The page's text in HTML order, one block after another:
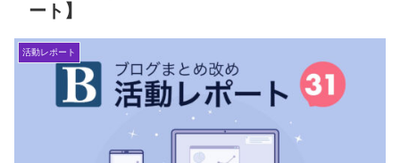
ート】
活動レポート